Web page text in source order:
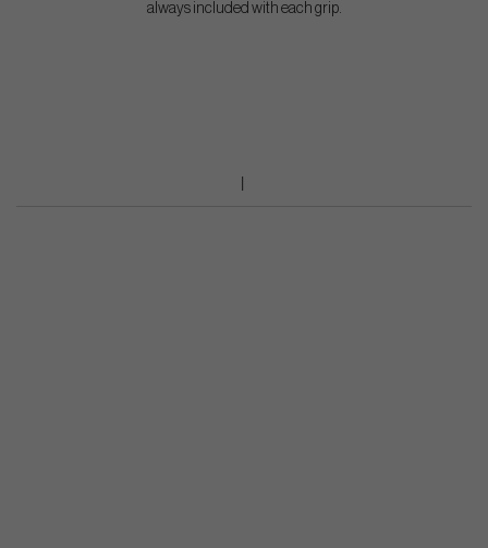
always included with each grip.